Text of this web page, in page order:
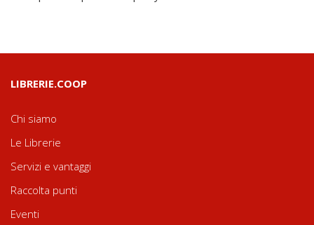
LIBRERIE.COOP
Chi siamo
Le Librerie
Servizi e vantaggi
Raccolta punti
Eventi